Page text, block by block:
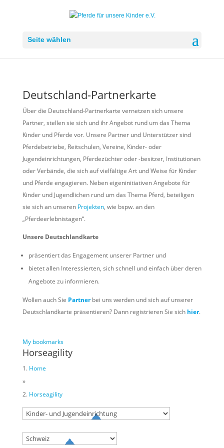
Seite wählen
Deutschland-Partnerkarte
Über die Deutschland-Partnerkarte vernetzen sich unsere
Partner, stellen sie sich und ihr Angebot rund um das Thema
Kinder und Pferde vor. Unsere Partner und Unterstützer sind
Pferdebetriebe, Reitschulen, Vereine, Kinder- oder
Jugendeinrichtungen, Pferdezüchter oder -besitzer, Institutionen
oder Verbände, die sich auf vielfältige Art und Weise für Kinder
und Pferde engagieren. Neben eigeninitiativen Angebote für
Kinder und Jugendlichen rund um das Thema Pferd, beteiligen
sie sich an unseren Projekten, wie bspw. an den
„Pferdeerlebnistagen“.
Unsere Deutschlandkarte
präsentiert das Engagement unserer Partner und
bietet allen Interessierten, sich schnell und einfach über deren
Angebote zu informieren.
Wollen auch Sie Partnerbei uns werden und sich auf unserer
Deutschlandkarte präsentieren? Dann registrieren Sie sich hier.
My bookmarks
Horseagility
Home
»
Horseagility